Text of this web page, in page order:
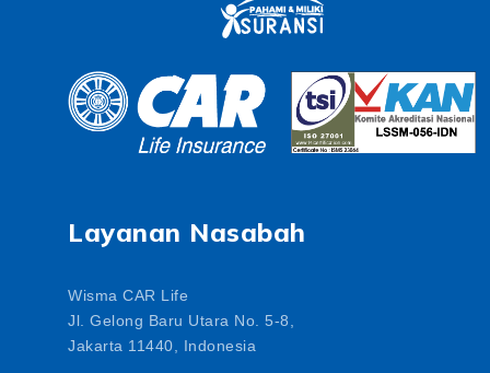
Layanan Nasabah
Wisma CAR Life
Jl. Gelong Baru Utara No. 5-8,
Jakarta 11440, Indonesia